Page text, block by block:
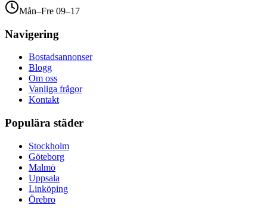
Mån–Fre 09–17
Navigering
Bostadsannonser
Blogg
Om oss
Vanliga frågor
Kontakt
Populära städer
Stockholm
Göteborg
Malmö
Uppsala
Linköping
Örebro